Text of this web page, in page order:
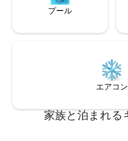
プール
エアコン
家族と泊まれる